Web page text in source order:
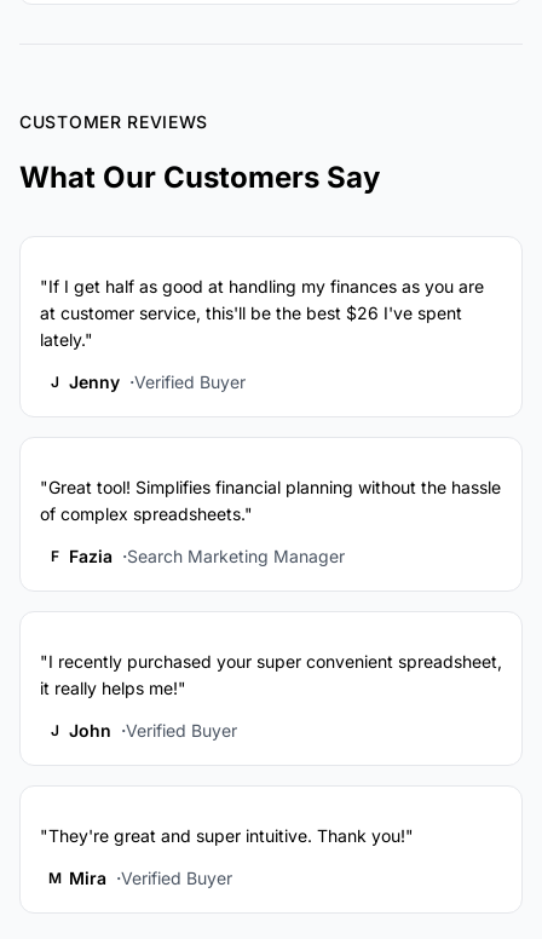
CUSTOMER REVIEWS
What Our Customers Say
"If I get half as good at handling my finances as you are
at customer service, this'll be the best $26 I've spent
lately."
J Jenny Verified Buyer
"Great tool! Simplifies financial planning without the hassle
of complex spreadsheets."
F Fazia Search Marketing Manager
"I recently purchased your super convenient spreadsheet,
it really helps me!"
J John Verified Buyer
"They're great and super intuitive. Thank you!"
M Mira Verified Buyer